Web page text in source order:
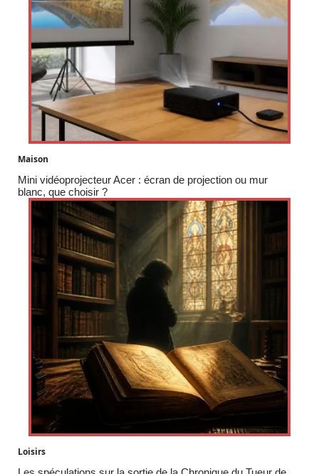
Maison
Mini vidéoprojecteur Acer : écran de projection ou mur
blanc, que choisir ?
Loisirs